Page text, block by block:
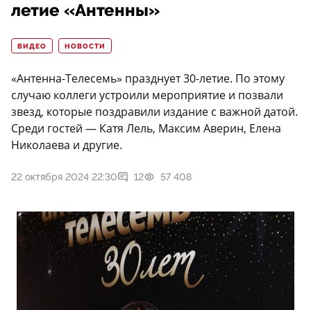
летие «Антенны»
ВИДЕО НОВОСТИ
«Антенна-Телесемь» празднует 30-летие. По этому
случаю коллеги устроили мероприятие и позвали
звезд, которые поздравили издание с важной датой.
Среди гостей — Катя Лель, Максим Аверин, Елена
Николаева и другие.
22 октября 2024 22:30 12 57 408